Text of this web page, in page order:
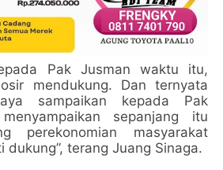
Pak Jusman waktu itu,
mendukung. Dan ternyata
sampaikan kepada Pak
sepanjang itu
perekonomian masyarakat
dukung”, terang Juang Sinaga.